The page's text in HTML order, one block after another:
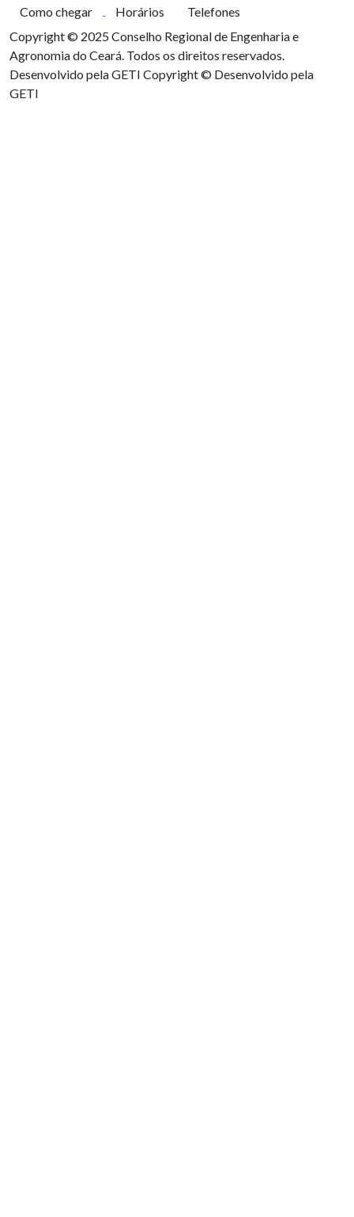
Como chegar
Horários
Telefones
Copyright © 2025 Conselho Regional de Engenharia e
Agronomia do Ceará. Todos os direitos reservados.
Desenvolvido pela GETI Copyright © Desenvolvido pela
GETI